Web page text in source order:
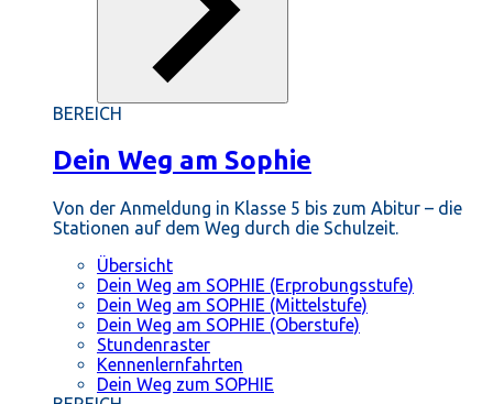
BEREICH
Dein Weg am Sophie
Von der Anmeldung in Klasse 5 bis zum Abitur – die
Stationen auf dem Weg durch die Schulzeit.
Übersicht
Dein Weg am SOPHIE (Erprobungsstufe)
Dein Weg am SOPHIE (Mittelstufe)
Dein Weg am SOPHIE (Oberstufe)
Stundenraster
Kennenlernfahrten
Dein Weg zum SOPHIE